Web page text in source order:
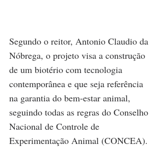
Segundo o reitor, Antonio Claudio da
Nóbrega, o projeto visa a construção
de um biotério com tecnologia
contemporânea e que seja referência
na garantia do bem-estar animal,
seguindo todas as regras do Conselho
Nacional de Controle de
Experimentação Animal (CONCEA).